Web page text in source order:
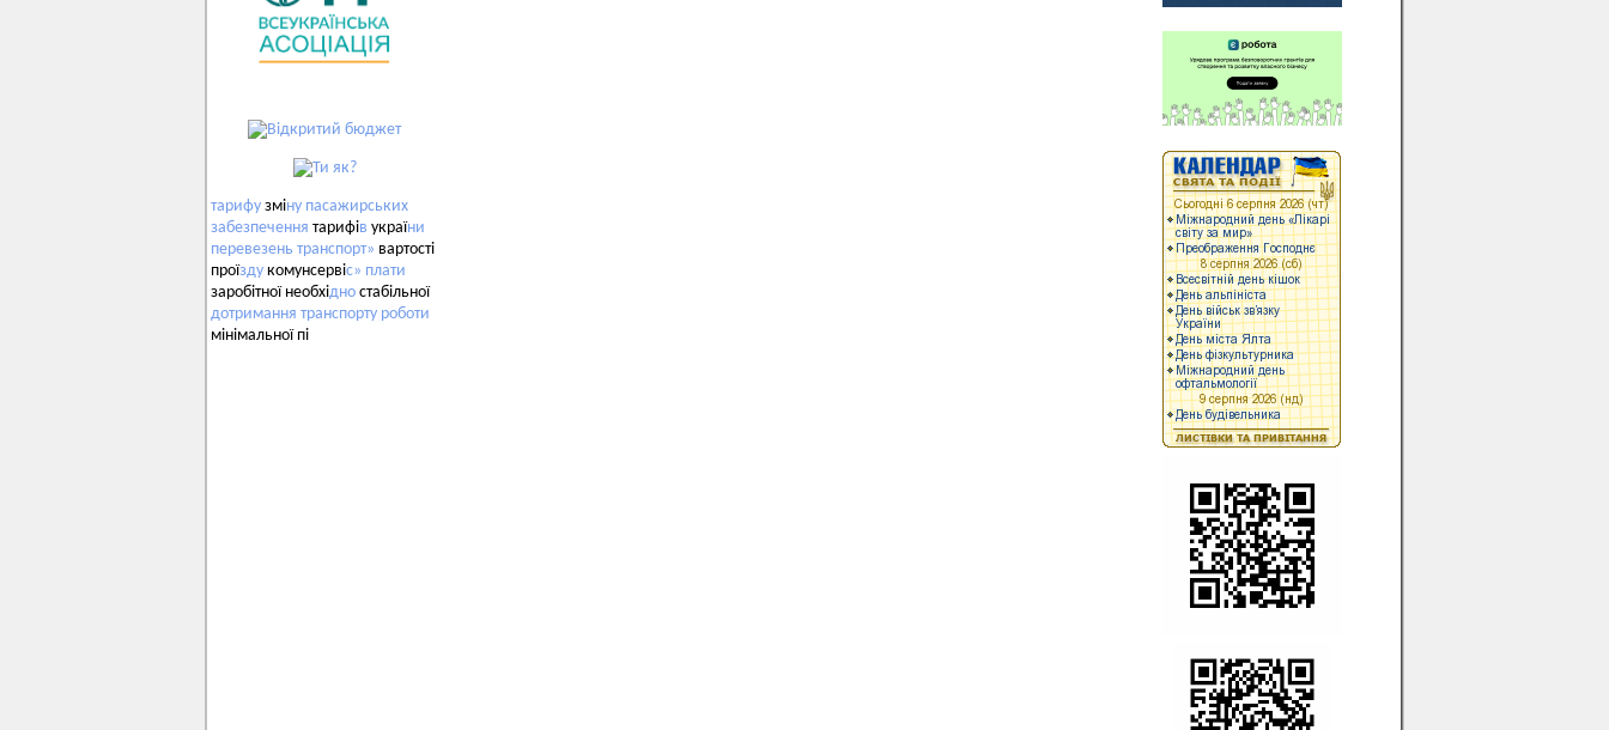
тарифу зміну пасажирських
забезпечення тарифів україни
перевезень транспорт» вартості
проїзду комунсервіс» плати
заробітної необхідно стабільної
дотримання транспорту роботи
мінімальної пі